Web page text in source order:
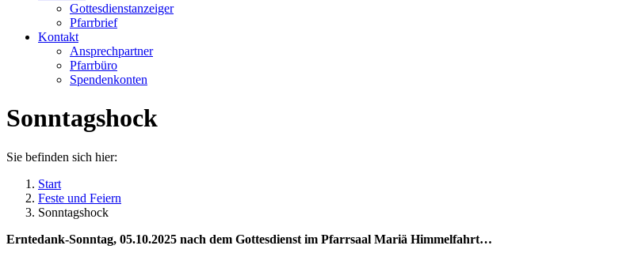
Gottesdienstanzeiger
Pfarrbrief
Kontakt
Ansprechpartner
Pfarrbüro
Spendenkonten
Sonntagshock
Sie befinden sich hier:
Start
Feste und Feiern
Sonntagshock
Erntedank-Sonntag, 05.10.2025 nach dem Gottesdienst im Pfarrsaal Mariä Himmelfahrt…